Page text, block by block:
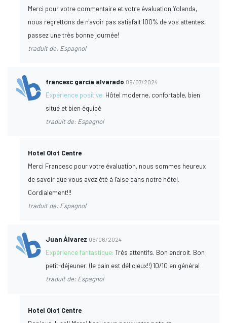
Merci pour votre commentaire et votre évaluation Yolanda,
nous regrettons de n'avoir pas satisfait 100% de vos attentes,
passez une très bonne journée!
traduit de: Espagnol
francesc garcia alvarado 09/07/2024
Expérience positive: Hôtel moderne, confortable, bien
situé et bien équipé
traduit de: Espagnol
Hotel Olot Centre
Merci Francesc pour votre évaluation, nous sommes heureux
de savoir que vous avez été à l'aise dans notre hôtel.
Cordialement!!!
traduit de: Espagnol
Juan Álvarez 06/06/2024
Expérience fantastique:Très attentifs. Bon endroit. Bon
petit-déjeuner. (le pain est délicieux!!) 10/10 en général
traduit de: Espagnol
Hotel Olot Centre